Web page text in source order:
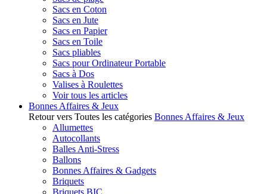
Sacs en Coton
Sacs en Jute
Sacs en Papier
Sacs en Toile
Sacs pliables
Sacs pour Ordinateur Portable
Sacs à Dos
Valises à Roulettes
Voir tous les articles
Bonnes Affaires & Jeux
Retour vers Toutes les catégories Bonnes Affaires & Jeux
Allumettes
Autocollants
Balles Anti-Stress
Ballons
Bonnes Affaires & Gadgets
Briquets
Briquets BIC